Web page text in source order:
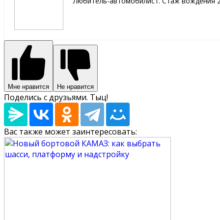
Мне нравится Не нравится
Поделись с друзьями. Тыц!
Вас также может заинтересовать: